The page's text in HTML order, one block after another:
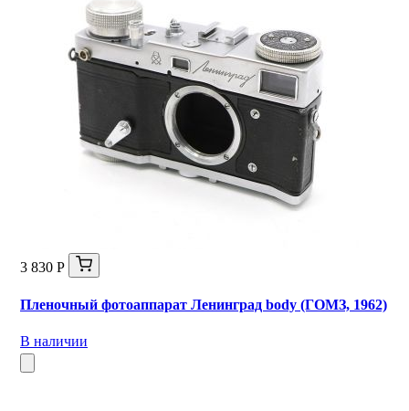
3 830 Р
Пленочный фотоаппарат Ленинград body (ГОМЗ, 1962)
В наличии